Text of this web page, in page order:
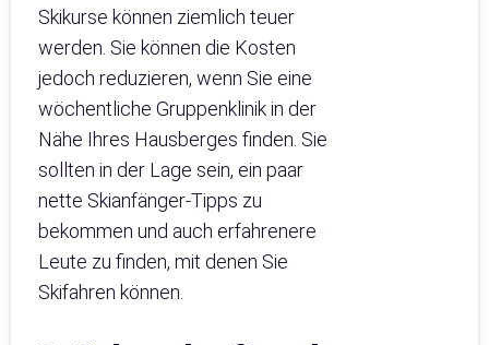
Skikurse können ziemlich teuer
werden. Sie können die Kosten
jedoch reduzieren, wenn Sie eine
wöchentliche Gruppenklinik in der
Nähe Ihres Hausberges finden. Sie
sollten in der Lage sein, ein paar
nette Skianfänger-Tipps zu
bekommen und auch erfahrenere
Leute zu finden, mit denen Sie
Skifahren können.